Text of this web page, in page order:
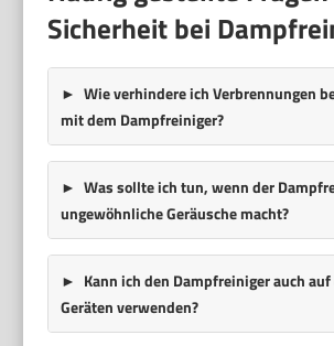
Sicherheit bei
Wie verhindere ich Verbrennungen
mit dem Dampfreiniger?
Was sollte ich tun, wenn der
ungewöhnliche Geräusche macht?
Kann ich den Dampfreiniger auch
Geräten verwenden?